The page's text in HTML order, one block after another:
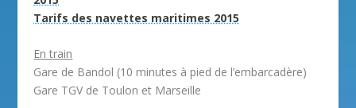
Tarifs des navettes maritimes 2015
En train
Gare de Bandol (10 minutes à pied de l’embarcadère)
Gare TGV de Toulon et Marseille